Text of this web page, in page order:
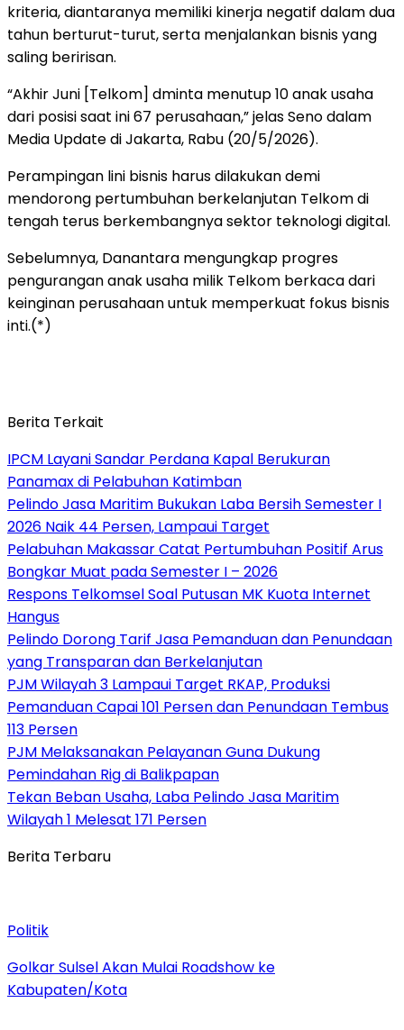
kriteria, diantaranya memiliki kinerja negatif dalam dua
tahun berturut-turut, serta menjalankan bisnis yang
saling beririsan.
“Akhir Juni [Telkom] dminta menutup 10 anak usaha
dari posisi saat ini 67 perusahaan,” jelas Seno dalam
Media Update di Jakarta, Rabu (20/5/2026).
Perampingan lini bisnis harus dilakukan demi
mendorong pertumbuhan berkelanjutan Telkom di
tengah terus berkembangnya sektor teknologi digital.
Sebelumnya, Danantara mengungkap progres
pengurangan anak usaha milik Telkom berkaca dari
keinginan perusahaan untuk memperkuat fokus bisnis
inti.(*)
Berita Terkait
IPCM Layani Sandar Perdana Kapal Berukuran
Panamax di Pelabuhan Katimban
Pelindo Jasa Maritim Bukukan Laba Bersih Semester I
2026 Naik 44 Persen, Lampaui Target
Pelabuhan Makassar Catat Pertumbuhan Positif Arus
Bongkar Muat pada Semester I – 2026
Respons Telkomsel Soal Putusan MK Kuota Internet
Hangus
Pelindo Dorong Tarif Jasa Pemanduan dan Penundaan
yang Transparan dan Berkelanjutan
PJM Wilayah 3 Lampaui Target RKAP, Produksi
Pemanduan Capai 101 Persen dan Penundaan Tembus
113 Persen
PJM Melaksanakan Pelayanan Guna Dukung
Pemindahan Rig di Balikpapan
Tekan Beban Usaha, Laba Pelindo Jasa Maritim
Wilayah 1 Melesat 171 Persen
Berita Terbaru
Politik
Golkar Sulsel Akan Mulai Roadshow ke
Kabupaten/Kota